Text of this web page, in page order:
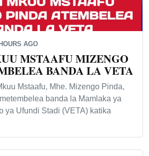
AGO
MSTAAFU MIZENGO
BANDA LA VETA
Mstaafu, Mhe. Mizengo Pinda,
banda la Mamlaka ya
ya Ufundi Stadi (VETA) katika